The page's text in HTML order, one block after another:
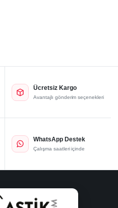
Ücretsiz Kargo
Avantajlı gönderim seçenekleri
WhatsApp Destek
Çalışma saatleri içinde